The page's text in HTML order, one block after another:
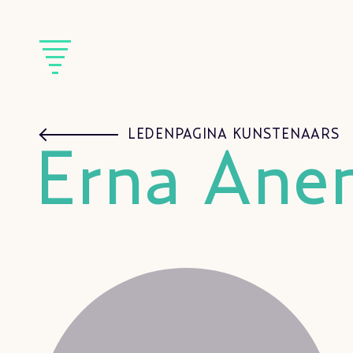
LEDENPAGINA KUNSTENAARS
Erna